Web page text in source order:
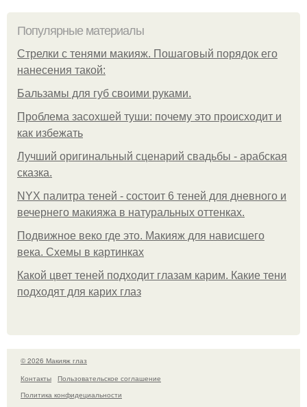
Популярные материалы
Стрелки с тенями макияж. Пошаговый порядок его
нанесения такой:
Бальзамы для губ своими руками.
Проблема засохшей туши: почему это происходит и
как избежать
Лучший оригинальный сценарий свадьбы - арабская
сказка.
NYX палитра теней - состоит 6 теней для дневного и
вечернего макияжа в натуральных оттенках.
Подвижное веко где это. Макияж для нависшего
века. Схемы в картинках
Какой цвет теней подходит глазам карим. Какие тени
подходят для карих глаз
© 2026 Макияж глаз
Контакты
Пользовательское соглашение
Политика конфидециальности